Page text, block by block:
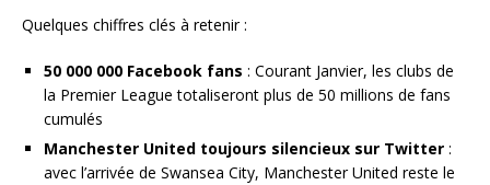
Quelques chiffres clés à retenir :
50 000 000 Facebook fans : Courant Janvier, les clubs de
la Premier League totaliseront plus de 50 millions de fans
cumulés
Manchester United toujours silencieux sur Twitter :
avec l’arrivée de Swansea City, Manchester United reste le